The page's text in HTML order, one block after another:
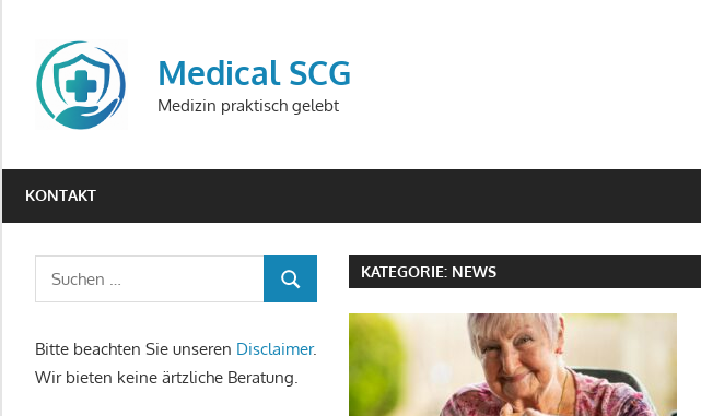
springen
Medical SCG
Medizin praktisch gelebt
KONTAKT
KATEGORIE: NEWS
Suchen
nach:
SUCHEN
Bitte beachten Sie unseren Disclaimer.
Wir bieten keine ärtzliche Beratung.